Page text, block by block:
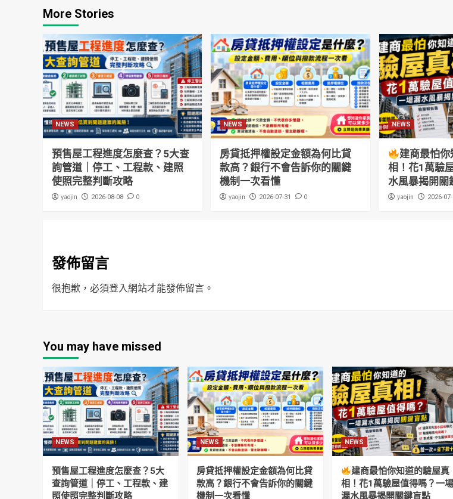
More Stories
NEWS
預售屋工程進度怎麼查？5大查
詢管道｜停工、工程款、建照
使照完整判斷攻略
yaojin 2026-08-08 0
NEWS
房貸抵押權設定金額為何比貸
款高？銀行不會告訴你的關鍵
機制一次看懂
yaojin 2026-07-31 0
NEWS
建商最怕
相！花1萬驗
水風暴揭開關
yaojin 2026-
發佈留言
很抱歉，必須登入網站才能發佈留言。
You may have missed
NEWS
預售屋工程進度怎麼查？5大
查詢管道｜停工、工程款、建
照使照完整判斷攻略
NEWS
房貸抵押權設定金額為何比貸
款高？銀行不會告訴你的關鍵
機制一次看懂
NEWS
建商最怕你知道的驗屋真
相！花1萬驗屋值得嗎？一場
漏水風暴揭開關鍵盲點